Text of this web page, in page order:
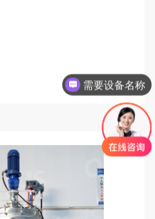
需要设备名称
旋蒸，反应釜，分子蒸馏，精馏塔